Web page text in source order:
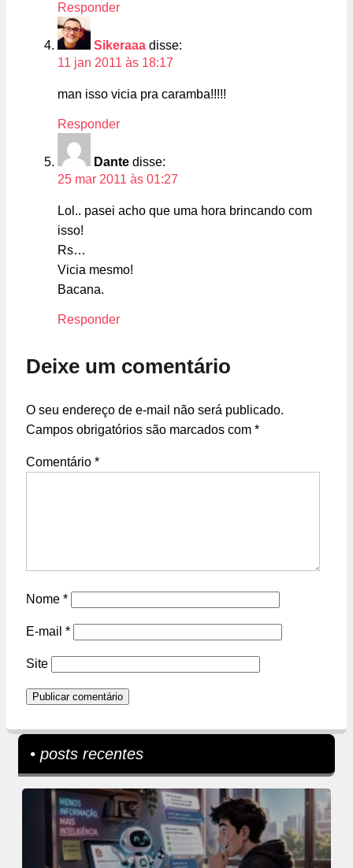
Responder
Sikeraaa disse:
11 jan 2011 às 18:17
man isso vicia pra caramba!!!!!
Responder
Dante disse:
25 mar 2011 às 01:27
Lol.. pasei acho que uma hora brincando com
isso!
Rs…
Vicia mesmo!
Bacana.
Responder
Deixe um comentário
O seu endereço de e-mail não será publicado.
Campos obrigatórios são marcados com *
Comentário *
Nome *
E-mail *
Site
• posts recentes